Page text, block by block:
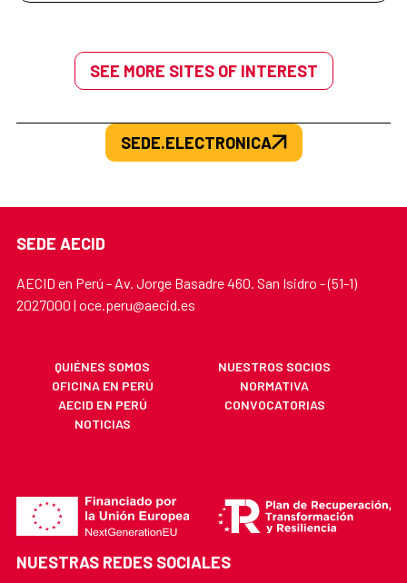
SEE MORE SITES OF INTEREST
SEDE.ELECTRONICA
SEDE AECID
AECID en Perú - Av. Jorge Basadre 460. San Isidro - (51-1)
2027000 | oce.peru@aecid.es
QUIÉNES SOMOS
NUESTROS SOCIOS
OFICINA EN PERÚ
NORMATIVA
AECID EN PERÚ
CONVOCATORIAS
NOTICIAS
NUESTRAS REDES SOCIALES